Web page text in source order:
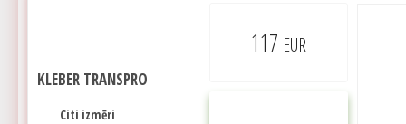
117 EUR
KLEBER TRANSPRO
Citi izmēri